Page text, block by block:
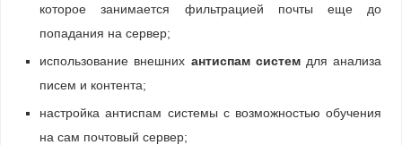
которое занимается фильтрацией почты еще до
попадания на сервер;
использование внешних антиспам системдля анализа
писем и контента;
настройка антиспам системы с возможностью обучения
на сам почтовый сервер;